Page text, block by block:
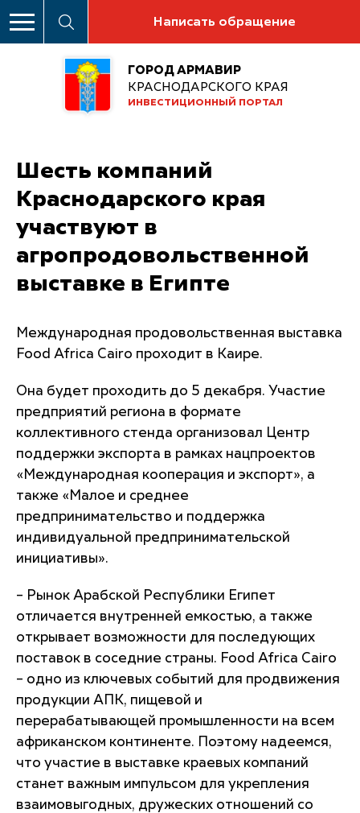
Написать обращение
ГОРОД АРМАВИР
КРАСНОДАРСКОГО КРАЯ
ИНВЕСТИЦИОННЫЙ ПОРТАЛ
Шесть компаний
Краснодарского края
участвуют в
агропродовольственной
выставке в Египте
Международная продовольственная выставка
Food Africa Cairo проходит в Каире.
Она будет проходить до 5 декабря. Участие
предприятий региона в формате
коллективного стенда организовал Центр
поддержки экспорта в рамках нацпроектов
«Международная кооперация и экспорт», а
также «Малое и среднее
предпринимательство и поддержка
индивидуальной предпринимательской
инициативы».
– Рынок Арабской Республики Египет
отличается внутренней емкостью, а также
открывает возможности для последующих
поставок в соседние страны. Food Africa Cairo
– одно из ключевых событий для продвижения
продукции АПК, пищевой и
перерабатывающей промышленности на всем
африканском континенте. Поэтому надеемся,
что участие в выставке краевых компаний
станет важным импульсом для укрепления
взаимовыгодных, дружеских отношений со